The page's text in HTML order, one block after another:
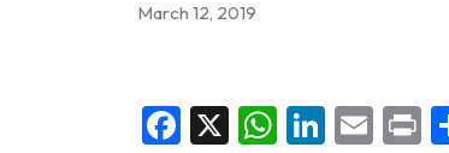
March 12, 2019
Facebook
X